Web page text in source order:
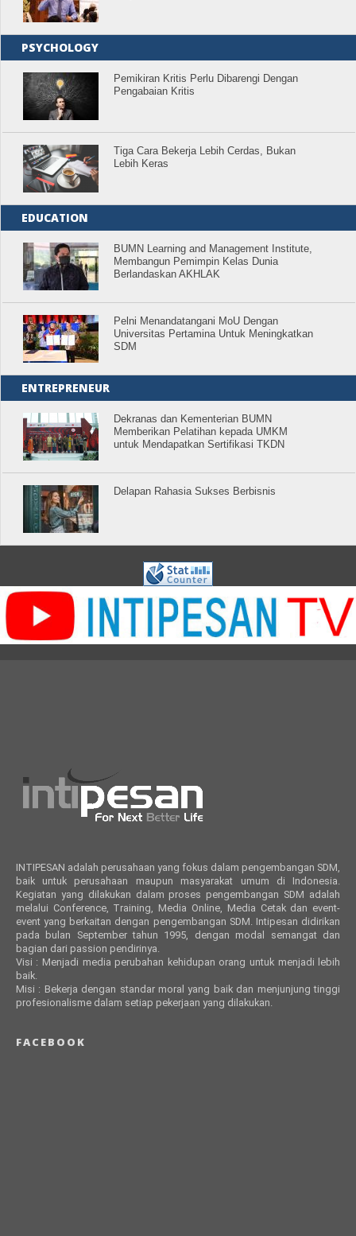
PSYCHOLOGY
Pemikiran Kritis Perlu Dibarengi Dengan
Pengabaian Kritis
Tiga Cara Bekerja Lebih Cerdas, Bukan
Lebih Keras
EDUCATION
BUMN Learning and Management Institute,
Membangun Pemimpin Kelas Dunia
Berlandaskan AKHLAK
Pelni Menandatangani MoU Dengan
Universitas Pertamina Untuk Meningkatkan
SDM
ENTREPRENEUR
Dekranas dan Kementerian BUMN
Memberikan Pelatihan kepada UMKM
untuk Mendapatkan Sertifikasi TKDN
Delapan Rahasia Sukses Berbisnis
INTIPESAN adalah perusahaan yang fokus dalam pengembangan SDM,
baik untuk perusahaan maupun masyarakat umum di Indonesia.
Kegiatan yang dilakukan dalam proses pengembangan SDM adalah
melalui Conference, Training, Media Online, Media Cetak dan event-
event yang berkaitan dengan pengembangan SDM. Intipesan didirikan
pada bulan September tahun 1995, dengan modal semangat dan
bagian dari passion pendirinya.
Visi : Menjadi media perubahan kehidupan orang untuk menjadi lebih
baik.
Misi : Bekerja dengan standar moral yang baik dan menjunjung tinggi
profesionalisme dalam setiap pekerjaan yang dilakukan.
FACEBOOK